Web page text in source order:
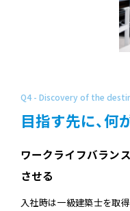
Q4 - Discovery of the
目指す先に、何
ワークライフバラン
させる
入社時は一級建築士を取